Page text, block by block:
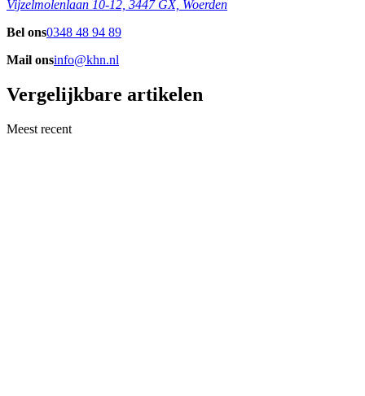
Vijzelmolenlaan 10-12, 3447 GX, Woerden
Bel ons0348 48 94 89
Mail onsinfo@khn.nl
Vergelijkbare artikelen
Meest recent